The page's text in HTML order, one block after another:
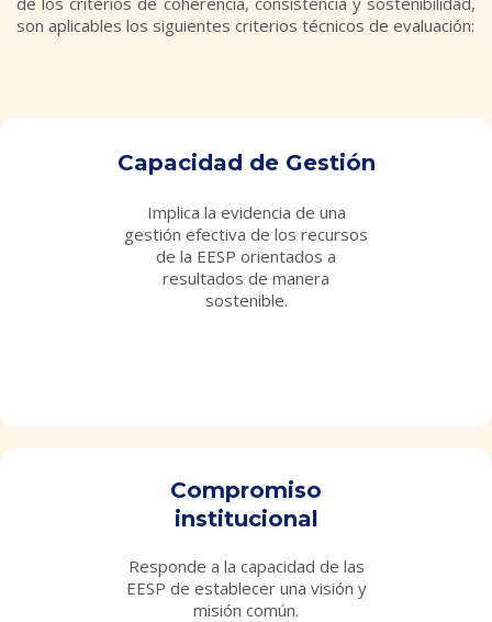
son aplicables los siguientes criterios técnicos de evaluación:
Capacidad de Gestión
Implica la evidencia de una
gestión efectiva de los recursos
de la EESP orientados a
resultados de manera
sostenible.
Compromiso
institucional
Responde a la capacidad de las
EESP de establecer una visión y
misión común.